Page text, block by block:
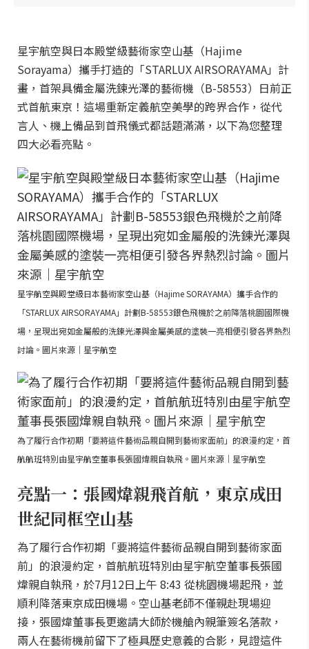
星宇航空與日本殿堂級藝術家空山基（Hajime
Sorayama）攜手打造的「STARLUX AIRSORAYAMA」計
畫，首架具備金屬洗鍊光澤的藝術機（B-58553）日前正
式首航東京！這場重新定義航空美學的跨界合作，從代
言人、機上備品到首飛儀式都話題滿滿，以下為您整理
四大必看亮點。
星宇航空與殿堂級日本藝術家空山基（Hajime SORAYAMA）攜手合作的
「STARLUX AIRSORAYAMA」計劃B-58553銀色飛機於之前降落桃園國際機
場，呈現出宛如金屬般的洗鍊光澤與金屬美感的塗裝一亮相便引發各界熱烈
討論。圖片來源｜星宇航空
為了履行合作初期「要將這件藝術品親自開到藝術家面前」的浪漫約定，首
航航班特別由星宇航空董事長張國煒親自執飛。圖片來源｜星宇航空
亮點一：張國煒親飛首航，東京成田
世紀同框空山基
為了履行合作初期「要將這件藝術品親自開到藝術家面
前」的浪漫約定，首航航班特別由星宇航空董事長張國
煒親自執飛，於7月12日上午 8:43 從桃園機場起飛，並
順利降落東京成田機場。空山基老師不僅親赴現場迎
接，張國煒董事長更邀請大師於機艙內親筆簽名落款，
兩人在藝術機前留下了極具歷史意義的合影，見證這件